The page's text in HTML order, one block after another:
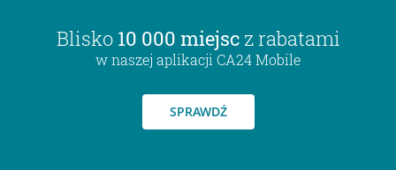
Blisko 10 000 miejsc z rabatami
w naszej aplikacji CA24 Mobile
SPRAWDŹ